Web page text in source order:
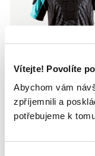
Vítejte! Povolíte
Abychom vám
zpříjemnili a
potřebujeme k
Inline Triko Mission